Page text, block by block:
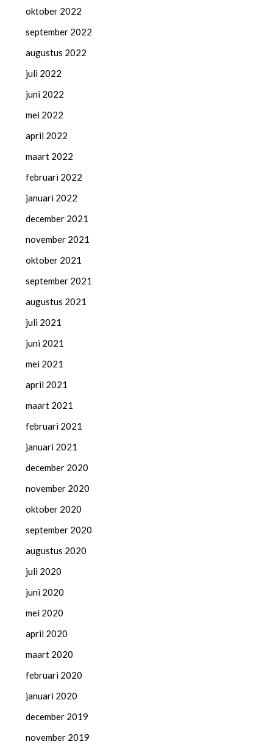
oktober 2022
september 2022
augustus 2022
juli 2022
juni 2022
mei 2022
april 2022
maart 2022
februari 2022
januari 2022
december 2021
november 2021
oktober 2021
september 2021
augustus 2021
juli 2021
juni 2021
mei 2021
april 2021
maart 2021
februari 2021
januari 2021
december 2020
november 2020
oktober 2020
september 2020
augustus 2020
juli 2020
juni 2020
mei 2020
april 2020
maart 2020
februari 2020
januari 2020
december 2019
november 2019